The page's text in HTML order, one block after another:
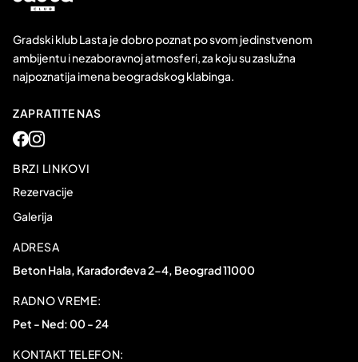
Gradski klub Lasta je dobro poznat po svom jedinstvenom
ambijentu i nezaboravnoj atmosferi, za koju su zaslužna
najpoznatija imena beogradskog klabinga.
ZAPRATITE NAS
BRZI LINKOVI
Rezervacije
Galerija
ADRESA
Beton Hala, Karađorđeva 2-4, Beograd 11000
RADNO VREME:
Pet - Ned: 00 - 24
KONTAKT TELEFON: